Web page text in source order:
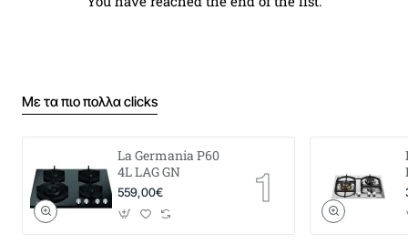
Με τα πιο πολλα clicks
La Germania P60
4L LAG GN
559,00€